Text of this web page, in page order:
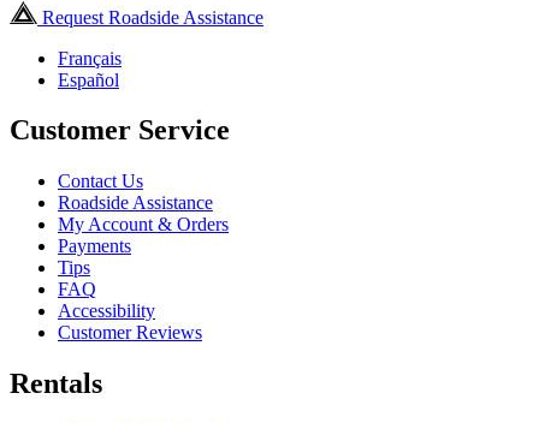
Request Roadside Assistance
Français
Español
Customer Service
Contact Us
Roadside Assistance
My Account & Orders
Payments
Tips
FAQ
Accessibility
Customer Reviews
Rentals